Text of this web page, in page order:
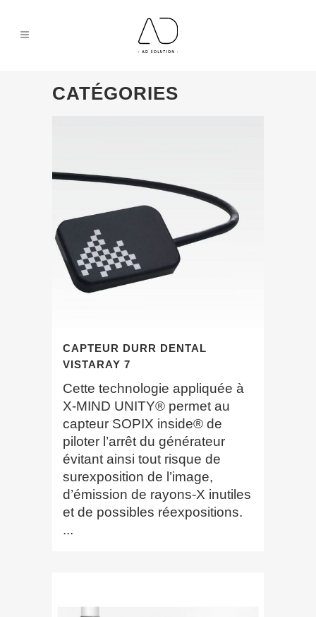
CATÉGORIES
CAPTEUR DURR DENTAL
VISTARAY 7
Cette technologie appliquée à
X-MIND UNITY® permet au
capteur SOPIX inside® de
piloter l’arrêt du générateur
évitant ainsi tout risque de
surexposition de l’image,
d’émission de rayons-X inutiles
et de possibles réexpositions.
...